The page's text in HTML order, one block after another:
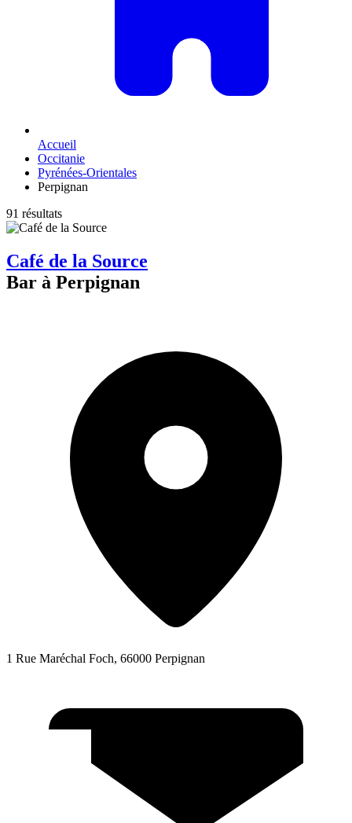
Accueil
Occitanie
Pyrénées-Orientales
Perpignan
91 résultats
Café de la Source
Bar à Perpignan
1 Rue Maréchal Foch, 66000 Perpignan